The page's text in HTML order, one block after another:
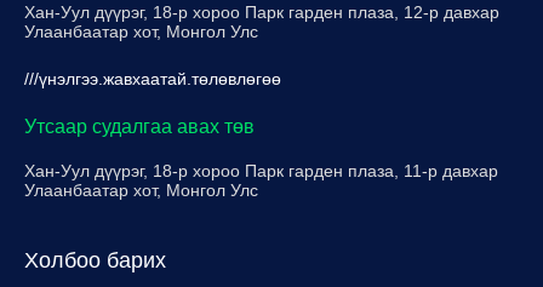
Хан-Уул дүүрэг, 18-р хороо Парк гарден плаза, 12-р давхар
Улаанбаатар хот, Монгол Улс
///үнэлгээ.жавхаатай.төлөвлөгөө
Утсаар судалгаа авах төв
Хан-Уул дүүрэг, 18-р хороо Парк гарден плаза, 11-р давхар
Улаанбаатар хот, Монгол Улс
Холбоо барих